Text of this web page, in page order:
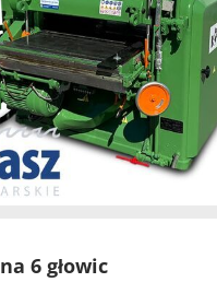
na 6 głowic